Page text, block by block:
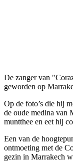
De zanger van
geworden op
Op de foto’s die hij
de oude medina van
muntthee en eet hij
Een van de
ontmoeting met de
gezin in Marrakech